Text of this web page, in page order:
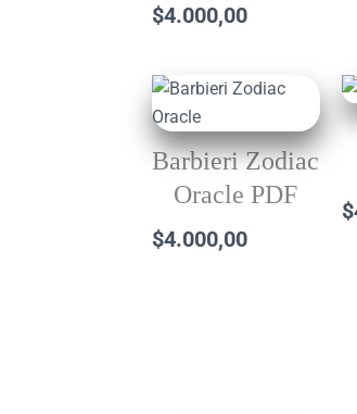
$4.000,00
Barbieri Zodiac
Oracle PDF
$4.000,00
$